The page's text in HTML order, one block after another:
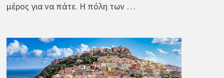
μέρος για να πάτε. Η πόλη των …